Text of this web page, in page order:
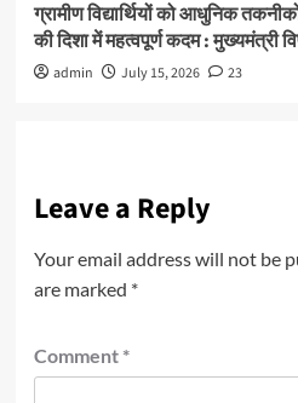
ग्रामीण विद्यार्थियों को आधुनिक
की दिशा में महत्वपूर्ण कदम : मुख्यमंत्री
admin July 15, 2026 23
Leave a Reply
Your email address will not be
are marked *
Comment *